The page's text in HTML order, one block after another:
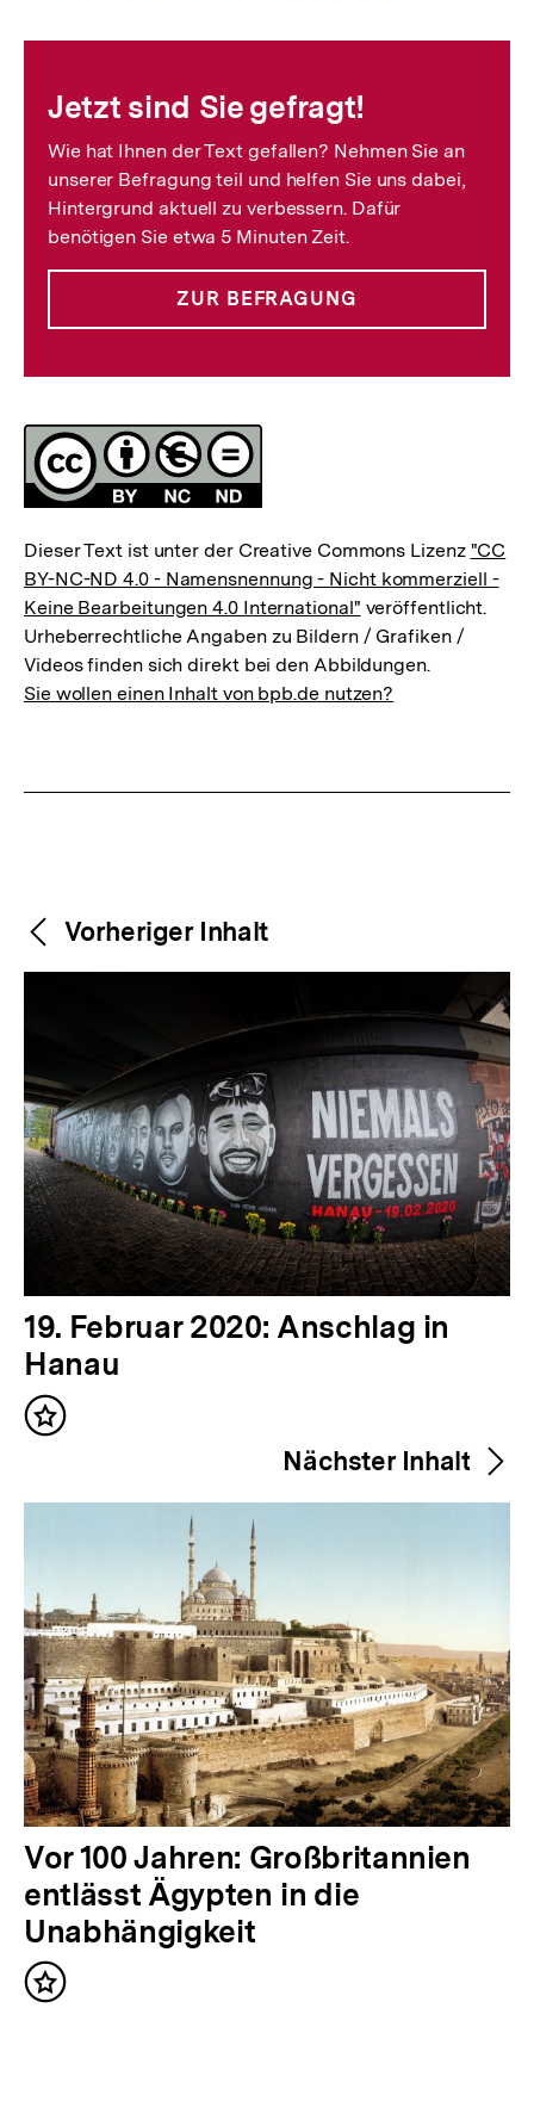
Jetzt sind Sie gefragt!
Wie hat Ihnen der Text gefallen? Nehmen Sie an
unserer Befragung teil und helfen Sie uns dabei,
Hintergrund aktuell zu verbessern. Dafür
benötigen Sie etwa 5 Minuten Zeit.
ZUR BEFRAGUNG
Lizenz
Dieser Text ist unter der Creative Commons Lizenz "CC
BY-NC-ND 4.0 - Namensnennung - Nicht kommerziell -
Keine Bearbeitungen 4.0 International" veröffentlicht.
Urheberrechtliche Angaben zu Bildern / Grafiken /
Videos finden sich direkt bei den Abbildungen.
Sie wollen einen Inhalt von bpb.de nutzen?
Weitere
Inhalte
Content-
Navigation
Vorheriger Inhalt
V
o
r
h
r
g
e
r
I
n
h
a
l
t
:
19. Februar 2020: Anschlag in
Hanau
Inhalt
Nächster Inhalt
N
ä
c
h
s
Vor 100 Jahren: Großbritannien
entlässt Ägypten in die
Unabhängigkeit
Inhalt